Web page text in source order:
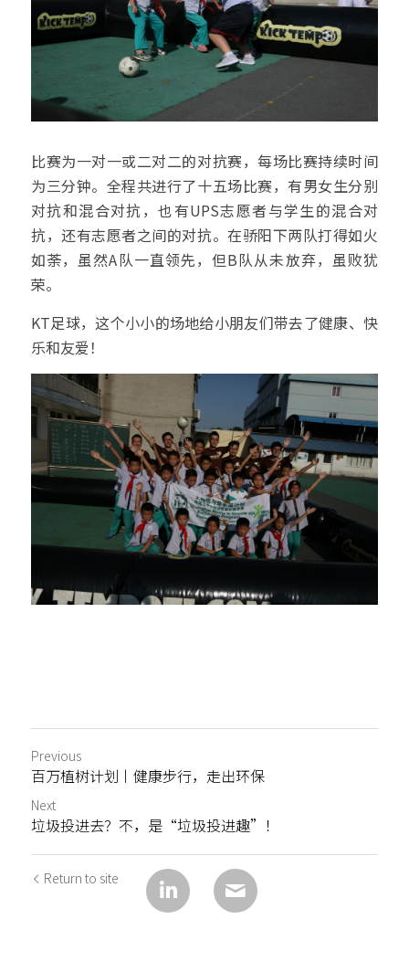
比赛为一对一或二对二的对抗赛，每场比赛持续时间
为三分钟。全程共进行了十五场比赛，有男女生分别
对抗和混合对抗，也有UPS志愿者与学生的混合对
抗，还有志愿者之间的对抗。在骄阳下两队打得如火
如荼，虽然A队一直领先，但B队从未放弃，虽败犹
荣。
KT足球，这个小小的场地给小朋友们带去了健康、快
乐和友爱！
Previous
百万植树计划丨健康步行，走出环保
Next
垃圾投进去？不，是“垃圾投进趣”！
Return to site